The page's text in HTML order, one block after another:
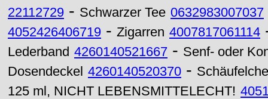
22112729 - Schwarzer Tee 0632983007037
4052426406719 - Zigarren 4007817061114
Lederband 4260140521667 - Senf- oder
Dosendeckel 4260140520370 -
125 ml, NICHT LEBENSMITTELECHT!